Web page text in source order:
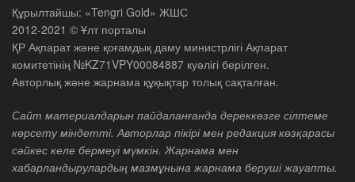
Құрылтайшы: «Tengri Gold» ЖШС
2012-2021 © Ұлт порталы
ҚР Ақпарат және қоғамдық даму министрлігі Ақпарат
комитетінің №KZ71VPY00084887 куәлігі берілген.
Авторлық және жарнама құқықтар толық сақталған.
Сайт материалдарын пайдаланғанда дереккөзге сілтеме
көрсету міндетті. Авторлар пікірі мен редакция көзқарасы
сәйкес келе бермеуі мүмкін. Жарнама мен
хабарландырулардың мазмұнына жарнама беруші жауапты.